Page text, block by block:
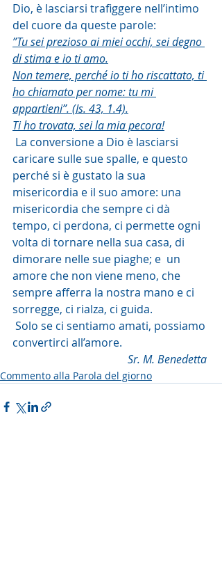
Dio, è lasciarsi trafiggere nell’intimo
del cuore da queste parole:
”Tu sei prezioso ai miei occhi, sei degno
di stima e io ti amo.
Non temere, perché io ti ho riscattato, ti
ho chiamato per nome: tu mi
appartieni”. (Is. 43, 1.4).
Ti ho trovata, sei la mia pecora!
caricare sulle sue spalle, e questo
perché si è gustato la sua
misericordia e il suo amore: una
misericordia che sempre ci dà
tempo, ci perdona, ci permette ogni
volta di tornare nella sua casa, di
dimorare nelle sue piaghe; e  un
amore che non viene meno, che
sempre afferra la nostra mano e ci
sorregge, ci rialza, ci guida.
convertirci all’amore.
Sr. M. Benedetta
Commento alla Parola del giorno